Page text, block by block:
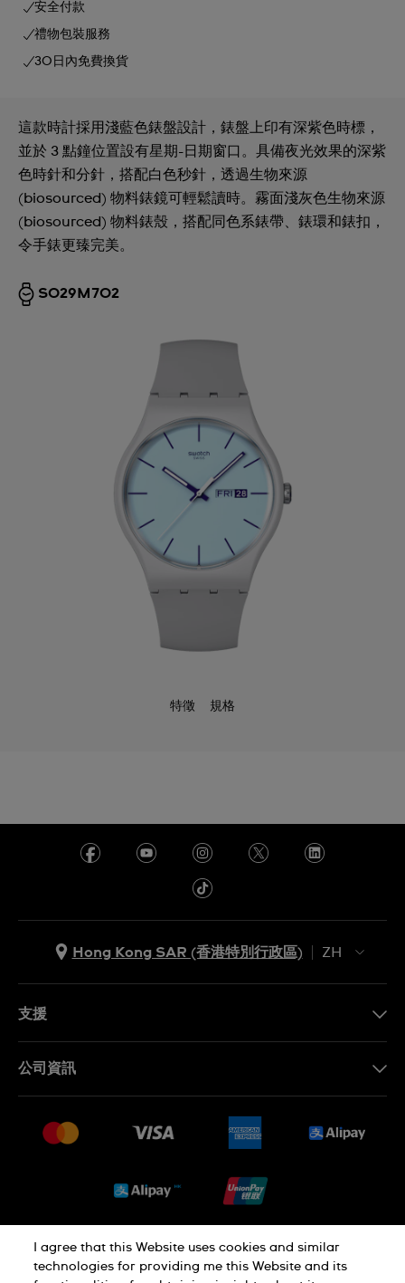
安全付款
禮物包裝服務
30日內免費換貨
這款時計採用淺藍色錶盤設計，錶盤上印有深紫色時標，
並於 3 點鐘位置設有星期-日期窗口。具備夜光效果的深紫
色時針和分針，搭配白色秒針，透過生物來源
(biosourced) 物料錶鏡可輕鬆讀時。霧面淺灰色生物來源
(biosourced) 物料錶殼，搭配同色系錶帶、錶環和錶扣，
令手錶更臻完美。
SO29M702
特徵 規格
Hong Kong SAR (香港特別行政區)
ZH
支援
銷售條款
公司資訊
就業機會
I agree that this Website uses cookies and similar
technologies for providing me this Website and its